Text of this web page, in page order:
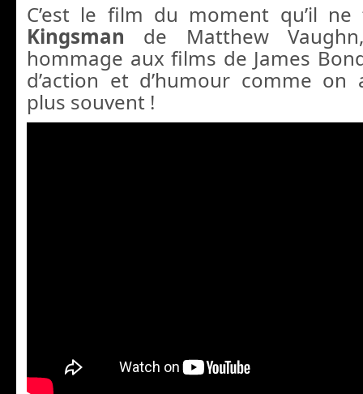
C’est le film du moment qu’il
Kingsman de Matthew
hommage aux films de James
d’action et d’humour comme
plus souvent !